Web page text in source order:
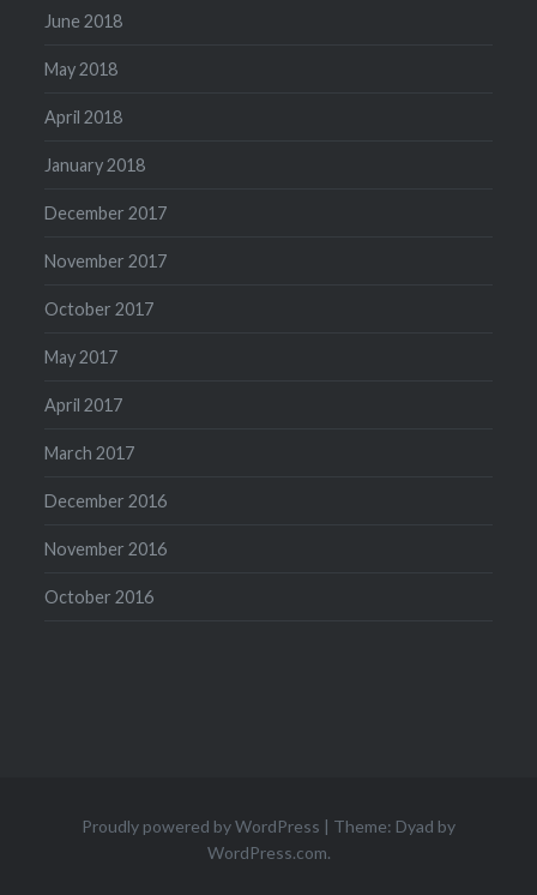
June 2018
May 2018
April 2018
January 2018
December 2017
November 2017
October 2017
May 2017
April 2017
March 2017
December 2016
November 2016
October 2016
Proudly powered by WordPress | Theme: Dyad by
WordPress.com.